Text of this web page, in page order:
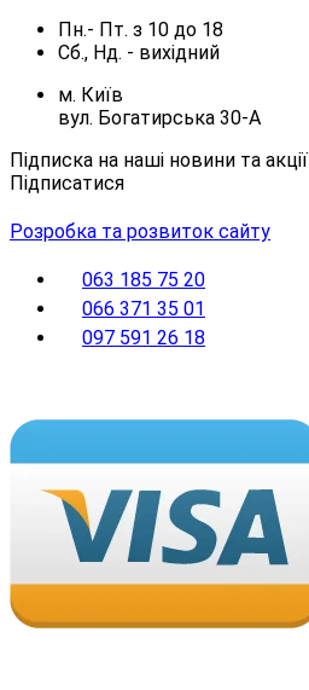
Пн.- Пт. з 10 до 18
Сб., Нд. - вихідний
м. Київ
вул. Богатирська 30-А
Підписка на наші новини та акції
Підписатися
Розробка та розвиток сайту
063 185 75 20
066 371 35 01
097 591 26 18